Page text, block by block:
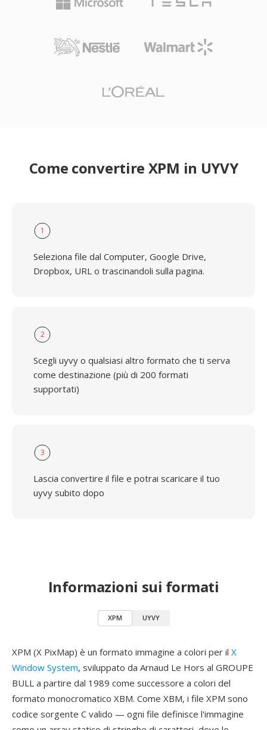
Come convertire XPM in UYVY
1
Seleziona file dal Computer, Google Drive,
Dropbox, URL o trascinandoli sulla pagina.
2
Scegli uyvy o qualsiasi altro formato che ti serva
come destinazione (più di 200 formati
supportati)
3
Lascia convertire il file e potrai scaricare il tuo
uyvy subito dopo
Informazioni sui formati
XPM UYVY
XPM (X PixMap) è un formato immagine a colori per il X
Window System, sviluppato da Arnaud Le Hors al GROUPE
BULL a partire dal 1989 come successore a colori del
formato monocromatico XBM. Come XBM, i file XPM sono
codice sorgente C valido — ogni file definisce l'immagine